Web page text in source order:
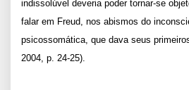
indissolúvel deveria poder tornar-se
falar em Freud, nos abismos do
psicossomática, que dava seus
2004, p. 24-25).